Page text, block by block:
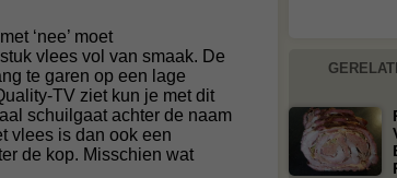
‘nee’ moet
vlees vol van smaak. De
te garen op een lage
TV ziet kun je met dit
schuilgaat achter de naam
vlees is dan ook een
de kop. Misschien wat